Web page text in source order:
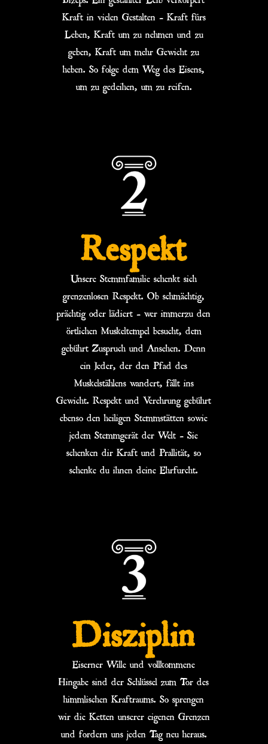
Kraft in vielen Gestalten – Kraft fürs
Leben, Kraft um zu nehmen und zu
geben, Kraft um mehr Gewicht zu
heben. So folge dem Weg des Eisens,
um zu gedeihen, um zu reifen.
Respekt
Unsere Stemmfamilie schenkt sich
grenzenlosen Respekt. Ob schmächtig,
prächtig oder lädiert – wer immerzu den
örtlichen Muskeltempel besucht, dem
gebührt Zuspruch und Ansehen. Denn
ein Jeder, der den Pfad des
Muskelstählens wandert, fällt ins
Gewicht. Respekt und Verehrung gebührt
ebenso den heiligen Stemmstätten sowie
jedem Stemmgerät der Welt – Sie
schenken dir Kraft und Prallität, so
schenke du ihnen deine Ehrfurcht.
Disziplin
Eiserner Wille und vollkommene
Hingabe sind der Schlüssel zum Tor des
himmlischen Kraftraums. So sprengen
wir die Ketten unserer eigenen Grenzen
und fordern uns jeden Tag neu heraus.